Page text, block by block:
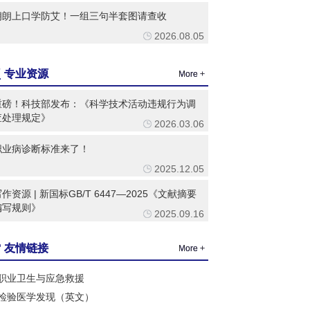
朗上口学防艾！一组三句半套图请查收
2026.08.05
专业资源 More +
磅！科技部发布：《科学技术活动违规行为调
理规定》
2026.03.06
病诊断标准来了！
2025.12.05
作资源 | 新国标GB/T 6447—2025《文献摘要
规则》
2025.09.16
友情链接 More +
业卫生与应急救援
验医学发现（英文）